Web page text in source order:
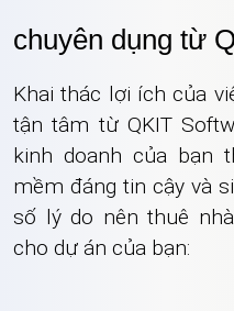
chuyên dụng từ
Khai thác lợi ích của
tận tâm từ QKIT
kinh doanh của bạn
mềm đáng tin cậy và
số lý do nên thuê
cho dự án của bạn: